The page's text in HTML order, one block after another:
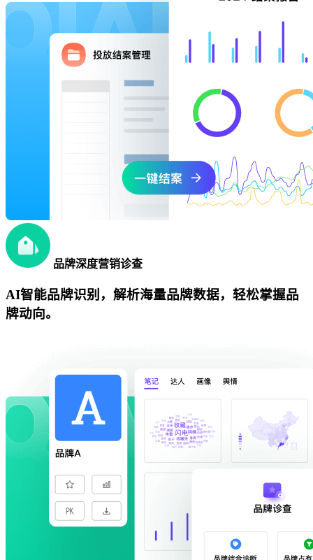
品牌深度营销诊查
AI智能品牌识别，解析海量品牌数据，轻松掌握品
牌动向。